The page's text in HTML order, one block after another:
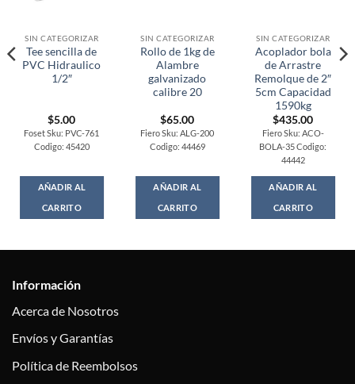
SIN CATEGORIZAR
Tee sencilla de
PVC Hidraulico
1/2″
$5.00
Foset Sku: PVC-761
Codigo: 45420
AÑADIR AL
CARRITO
SIN CATEGORIZAR
Rollo de 1kg de
Alambre
galvanizado
calibre 20
$65.00
Fiero Sku: ALG-200
Codigo: 44469
AÑADIR AL
CARRITO
SIN CATEGORIZAR
Acoplador bola
de Arrastre
Remolque de 2″
5cm Capacidad
1590kg
$435.00
Fiero Sku: ACO-
BOLA-35 Codigo:
44442
AÑADIR AL
CARRITO
Información
Acerca de Nosotros
Envíos y Garantías
Política de Reembolsos